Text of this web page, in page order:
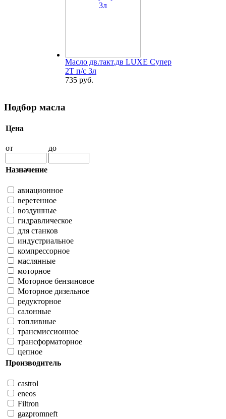
Масло дв.такт.дв LUXE Супер
2Т п/с 3л
735 руб.
Подбор масла
Цена
от до
Назначение
авиационное
веретенное
воздушные
гидравлическое
для станков
индустриальное
компрессорное
маслянные
моторное
Моторное бензиновое
Моторное дизельное
редукторное
салонные
топливные
трансмиссионное
трансформаторное
цепное
Производитель
castrol
eneos
Filtron
gazpromneft